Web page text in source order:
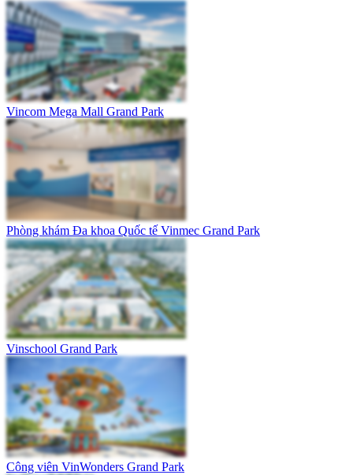
Vincom Mega Mall Grand Park
Phòng khám Đa khoa Quốc tế Vinmec Grand Park
Vinschool Grand Park
Công viên VinWonders Grand Park